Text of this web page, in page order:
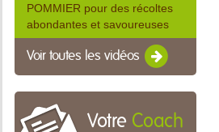
POMMIER pour des récoltes
abondantes et savoureuses
Voir toutes les vidéos
Votre Coach